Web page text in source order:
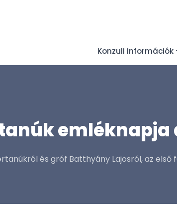
Konzuli információk
és gróf Batthyány Lajosról, az